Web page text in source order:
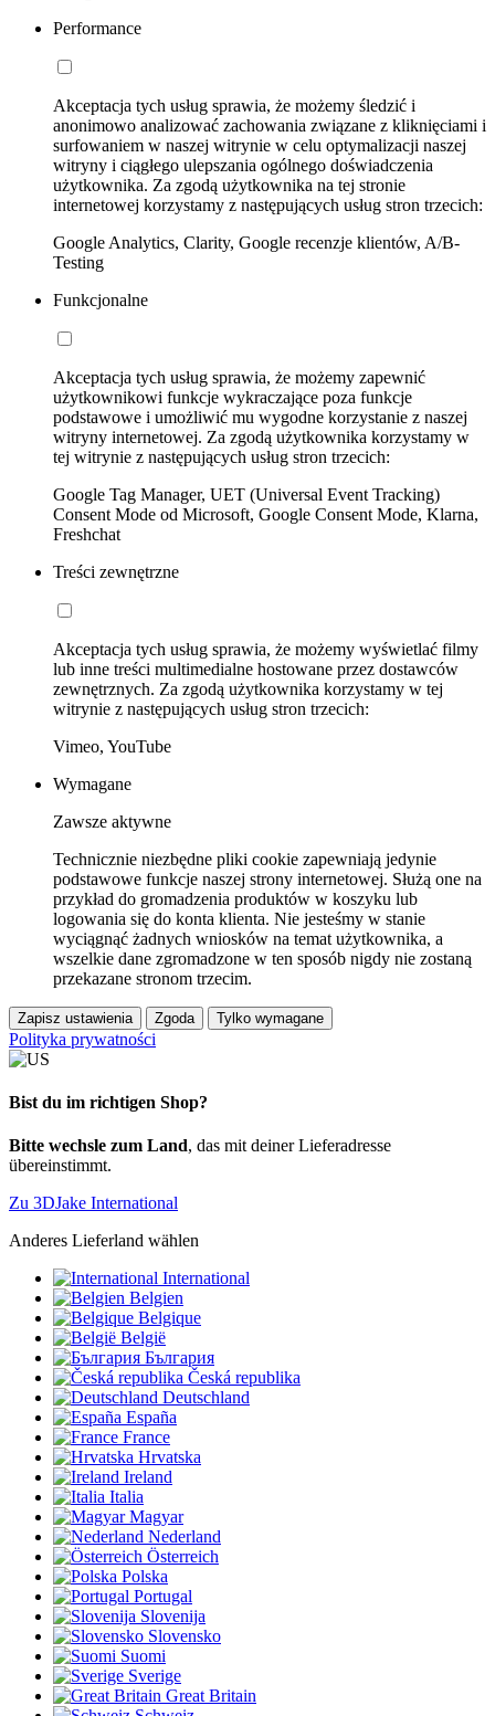
Performance
Akceptacja tych usług sprawia, że możemy śledzić i
anonimowo analizować zachowania związane z kliknięciami i
surfowaniem w naszej witrynie w celu optymalizacji naszej
witryny i ciągłego ulepszania ogólnego doświadczenia
użytkownika. Za zgodą użytkownika na tej stronie
internetowej korzystamy z następujących usług stron trzecich:
Google Analytics, Clarity, Google recenzje klientów, A/B-
Testing
Funkcjonalne
Akceptacja tych usług sprawia, że możemy zapewnić
użytkownikowi funkcje wykraczające poza funkcje
podstawowe i umożliwić mu wygodne korzystanie z naszej
witryny internetowej. Za zgodą użytkownika korzystamy w
tej witrynie z następujących usług stron trzecich:
Google Tag Manager, UET (Universal Event Tracking)
Consent Mode od Microsoft, Google Consent Mode, Klarna,
Freshchat
Treści zewnętrzne
Akceptacja tych usług sprawia, że możemy wyświetlać filmy
lub inne treści multimedialne hostowane przez dostawców
zewnętrznych. Za zgodą użytkownika korzystamy w tej
witrynie z następujących usług stron trzecich:
Vimeo, YouTube
Wymagane
Zawsze aktywne
Technicznie niezbędne pliki cookie zapewniają jedynie
podstawowe funkcje naszej strony internetowej. Służą one na
przykład do gromadzenia produktów w koszyku lub
logowania się do konta klienta. Nie jesteśmy w stanie
wyciągnąć żadnych wniosków na temat użytkownika, a
wszelkie dane zgromadzone w ten sposób nigdy nie zostaną
przekazane stronom trzecim.
Zapisz ustawienia Zgoda Tylko wymagane
Polityka prywatności
Bist du im richtigen Shop?
Bitte wechsle zum Land, das mit deiner Lieferadresse
übereinstimmt.
Zu 3DJake International
Anderes Lieferland wählen
International
Belgien
Belgique
België
България
Česká republika
Deutschland
España
France
Hrvatska
Ireland
Italia
Magyar
Nederland
Österreich
Polska
Portugal
Slovenija
Slovensko
Suomi
Sverige
Great Britain